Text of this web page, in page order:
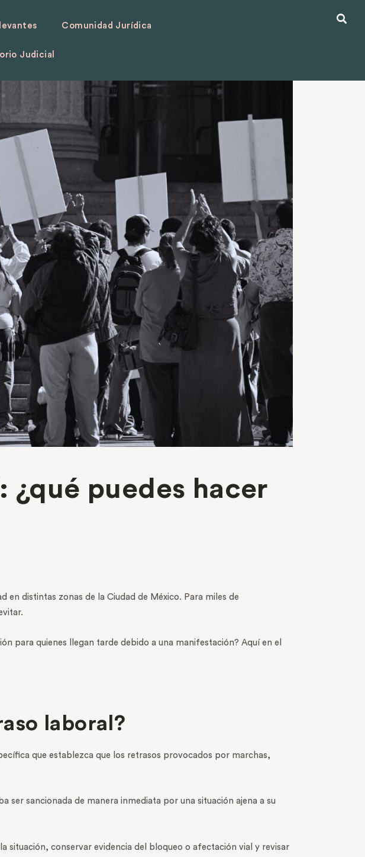
Comunidad Jurídica
Judicial
¿qué puedes hacer
distintas zonas de la Ciudad de México. Para miles de
para quienes llegan tarde debido a una manifestación? Aquí en el
laboral?
que establezca que los retrasos provocados por marchas,
ser sancionada de manera inmediata por una situación ajena a su
situación, conservar evidencia del bloqueo o afectación vial y revisar